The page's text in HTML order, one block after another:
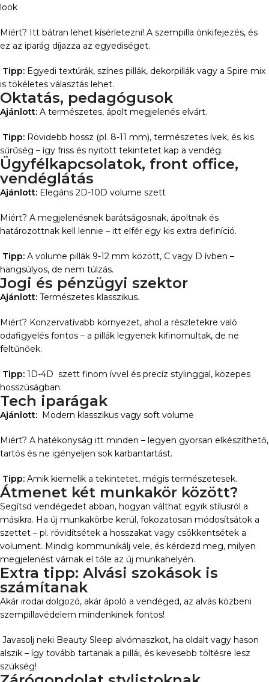
look
Miért? Itt bátran lehet kísérletezni! A szempilla önkifejezés, és
ez az iparág díjazza az egyediséget.
Tipp: Egyedi textúrák, színes pillák, dekorpillák vagy a Spire mix
is tökéletes választás lehet.
Oktatás, pedagógusok
Ajánlott: A természetes, ápolt megjelenés elvárt.
Tipp: Rövidebb hossz (pl. 8-11 mm), természetes ívek, és kis
sűrűség – így friss és nyitott tekintetet kap a vendég.
Ügyfélkapcsolatok, front office,
vendéglátás
Ajánlott: Elegáns 2D-10D volume szett
Miért? A megjelenésnek barátságosnak, ápoltnak és
határozottnak kell lennie – itt elfér egy kis extra definíció.
Tipp: A volume pillák 9-12 mm között, C vagy D ívben –
hangsúlyos, de nem túlzás.
Jogi és pénzügyi szektor
Ajánlott: Természetes klasszikus.
Miért? Konzervatívabb környezet, ahol a részletekre való
odafigyelés fontos – a pillák legyenek kifinomultak, de ne
feltűnőek.
Tipp: 1D-4D szett finom ívvel és precíz stylinggal, közepes
hosszúságban.
Tech iparágak
Ajánlott: Modern klasszikus vagy soft volume
Miért? A hatékonyság itt minden – legyen gyorsan elkészíthető,
tartós és ne igényeljen sok karbantartást.
Tipp: Amik kiemelik a tekintetet, mégis természetesek.
Átmenet két munkakör között?
Segítsd vendégedet abban, hogyan válthat egyik stílusról a
másikra. Ha új munkakörbe kerül, fokozatosan módosítsátok a
szettet – pl. rövidítsétek a hosszakat vagy csökkentsétek a
volument. Mindig kommunikálj vele, és kérdezd meg, milyen
megjelenést várnak el tőle az új munkahelyén.
Extra tipp: Alvási szokások is
számítanak
Akár irodai dolgozó, akár ápoló a vendéged, az alvás közbeni
szempillavédelem mindenkinek fontos!
Javasolj neki Beauty Sleep alvómaszkot, ha oldalt vagy hason
alszik – így tovább tartanak a pillái, és kevesebb töltésre lesz
szükség!